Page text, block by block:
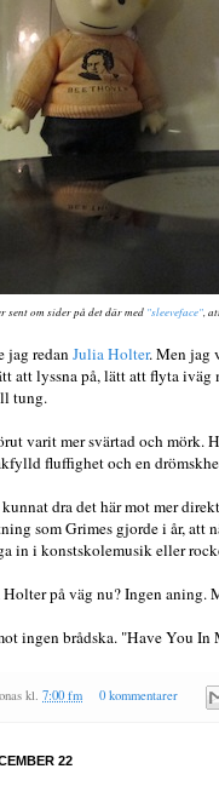
sent om sider på det där med "sleeveface",
jag redanJulia Holter. Men jag
att lyssna på, lätt att flyta iväg
tung.
varit mer svärtad och mörk.
fluffighet och en
dra det här mot mer
som Grimes gjorde i år,
in i konstskolemusik eller
på väg nu? Ingen
ingen brådska. "Have You
kl. 7:00 fm 0 kommentarer
22